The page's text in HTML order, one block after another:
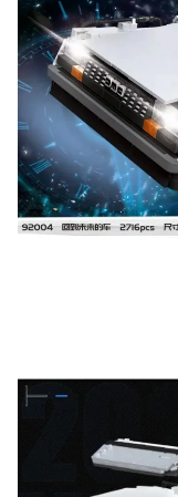
Оставьте отзыв
нашем сайте и
текстовый отзыв
Скидка за отзыв
на Яндекс.Маркете
Оставьте отзыв
через систему
Участвуйте в
ВК
Подробные